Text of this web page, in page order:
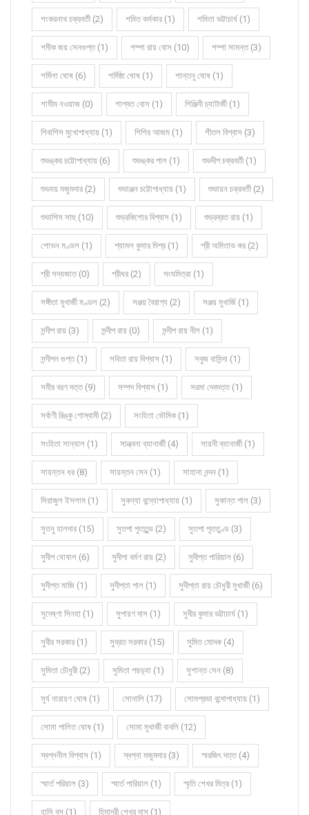
শংকরনাথ চক্রবর্তী (2) শমিত কর্মকার (1) শমিতা ভট্টাচার্য (1)
শমীক জয় সেনগুপ্ত (1) শম্পা রায় বোস (10) শম্পা সামন্ত (3)
শর্মিলা ঘোষ (6) শর্মিষ্ঠা ঘোষ (1) শান্তনু ঘোষ (1)
শামীম নওয়াজ (0) শাশ্বত বোস (1) শিঞ্জিনী চ্যাটার্জী (1)
শিবাশিস মুখোপাধ্যায় (1) শিশির আজম (1) শীতল বিশ্বাস (3)
শুভঙ্কর চট্টোপাধ্যায় (6) শুভঙ্কর পাল (1) শুভদীপ চক্রবর্তী (1)
শুভময় মজুমদার (2) শুভাঞ্জন চট্টোপাধ্যায় (1) শুভায়ন চক্রবর্তী (2)
শুভাশিস সাহু (10) শুভ্রকিশোর বিশ্বাস (1) শুভ্রব্রত রায় (1)
শোভন মণ্ডল (1) শ্যামল কুমার মিশ্র (1) শ্রী অমিতাভ কর (2)
শ্রী সদ্যজাত (0) শ্রীধর (2) সংঘমিত্রা (1)
সঙ্গীতা মুখার্জী মণ্ডল (2) সঞ্জয় বৈরাগ্য (2) সঞ্জয় মুখার্জি (1)
সন্দীপ রায় (3) সন্দীপ রায় (0) সন্দীপ রায় নীল (1)
সন্দীপন গুপ্ত (1) সবিতা রায় বিশ্বাস (1) সবুজ বাসিন্দা (1)
সমীর বরণ দত্ত (9) সম্পদ বিশ্বাস (1) সরমা দেবদত্ত (1)
সর্বাণী রিঙ্কু গোস্বামী (2) সংহিতা ভৌমিক (1)
সংহিতা সান্যাল (1) সান্ত্বনা ব্যানার্জী (4) সায়নী ব্যানার্জী (1)
সায়ন্তন ধর (8) সায়ন্তন সেন (1) সাহানা নন্দন (1)
সিরাজুল ইসলাম (1) সুকন্যা বন্দ্যোপাধ্যায় (1) সুকান্ত পাল (3)
সুতনু হালদার (15) সুতপা পুততুন্ড (2) সুতপা পূততুণ্ড (3)
সুদীপ ঘোষাল (6) সুদীপা বর্মণ রায় (2) সুদীপ্ত পারিয়াল (6)
সুদীপ্ত মাজি (1) সুদীপ্তা পাল (1) সুদীপ্তা রায় চৌধুরী মুখার্জী (6)
সুদেষ্ণা সিনহা (1) সুপায়ণ দাস (1) সুবীর কুমার ভট্টাচার্য (1)
সুবীর সরকার (1) সুব্রত সরকার (15) সুমিত মোদক (4)
সুমিতা চৌধুরী (2) সুমিতা পয়ড়্যা (1) সুশান্ত সেন (8)
সূর্য নারায়ণ ঘোষ (1) সোনালি (17) সোমপ্রভা বন্দোপাধ্যায় (1)
সোমা পালিত ঘোষ (1) সোমা মুখার্জী বাবলি (12)
স্বপ্ননীল বিশ্বাস (1) স্বপ্না মজুমদার (3) স্মরজিৎ দত্ত (4)
স্মার্ত পরিয়াল (3) স্মার্ত পারিয়াল (1) স্মৃতি শেখর মিত্র (1)
হাসি বসু (1) হিমাদ্রী শেখর দাস (1)